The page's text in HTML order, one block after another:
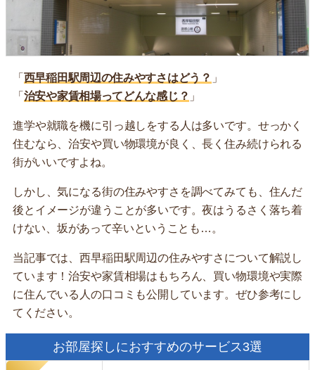
「 西早稲田駅周辺の住みやすさはどう？ 」
「 治安や家賃相場ってどんな感じ？ 」
進学や就職を機に引っ越しをする人は多いです。せっかく
住むなら、治安や買い物環境が良く、長く住み続けられる
街がいいですよね。
しかし、気になる街の住みやすさを調べてみても、住んだ
後とイメージが違うことが多いです。夜はうるさく落ち着
けない、坂があって辛いということも…。
当記事では、西早稲田駅周辺の住みやすさについて解説し
ています！治安や家賃相場はもちろん、買い物環境や実際
に住んでいる人の口コミも公開しています。ぜひ参考にし
てください。
お部屋探しにおすすめのサービス3選